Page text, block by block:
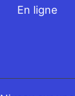
En ligne